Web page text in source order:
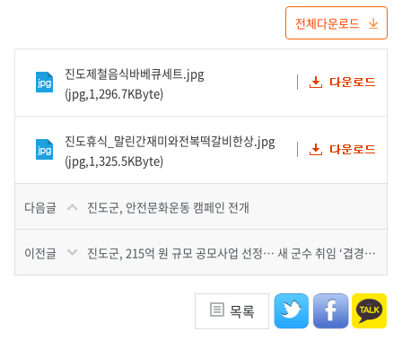
전체다운로드
진도제철음식바베큐세트.jpg
(jpg,1,296.7KByte)
진도휴식_말린간재미와전복떡갈비한상.jpg
(jpg,1,325.5KByte)
다음글 진도군, 안전문화운동 캠페인 전개
이전글 진도군, 215억 원 규모 공모사업 선정… 새 군수 취임 ‘겹경사’
목록